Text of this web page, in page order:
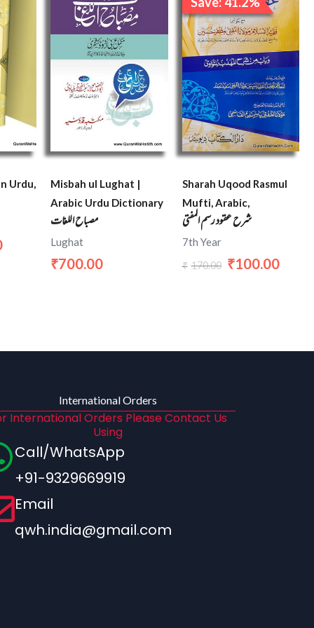
Urdu,
is:
₹30.00.
Misbah ul Lughat |
Arabic Urdu Dictionary
مصباح اللغات
Lughat
₹700.00
Sharah Uqood Rasmul
Mufti, Arabic,
شرح عقود رسم المفتي
7th Year
₹ 170.00
was:
₹170.00.
₹100.00
is:
International Orders
International Orders Please Contact Us
Using
Call/WhatsApp
+91-9329669919
Email
qwh.india@gmail.com